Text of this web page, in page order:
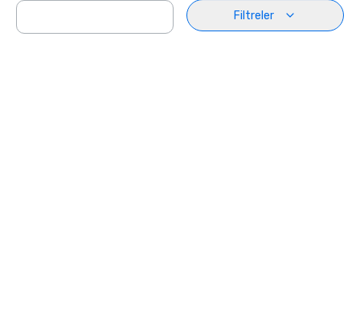
Filtreler